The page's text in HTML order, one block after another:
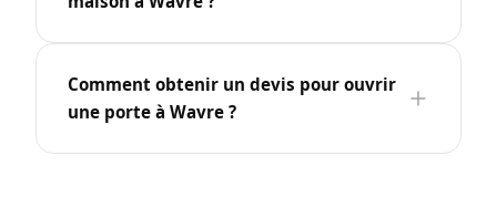
Comment obtenir un devis pour ouvrir
une porte à Wavre ?